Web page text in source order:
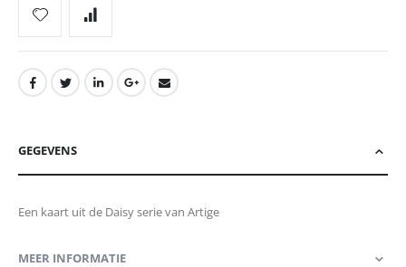
GEGEVENS
Een kaart uit de Daisy serie van Artige
MEER INFORMATIE